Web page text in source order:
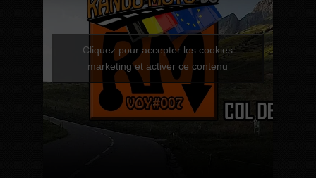
Cliquez pour accepter les cookies
marketing et activer ce contenu